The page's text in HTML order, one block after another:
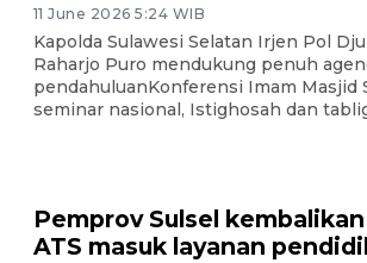
11 June 2026 5:24 WIB
Kapolda Sulawesi Selatan Irjen Pol
Raharjo Puro mendukung penuh
pendahuluanKonferensi Imam Masjid
seminar nasional, Istighosah dan
Pemprov Sulsel
ATS masuk layanan